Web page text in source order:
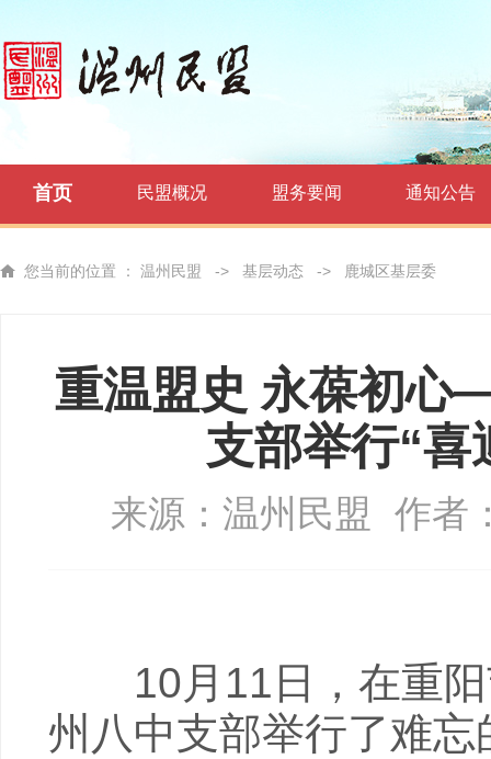
首页 民盟概况 盟务要闻 通知公告
您当前的位置 ： 温州民盟 -> 基层动态 -> 鹿城区基层委
重温盟史 永葆初心
支部举行“喜
来源：温州民盟 作者
10月11日，在重阳
州八中支部举行了难忘